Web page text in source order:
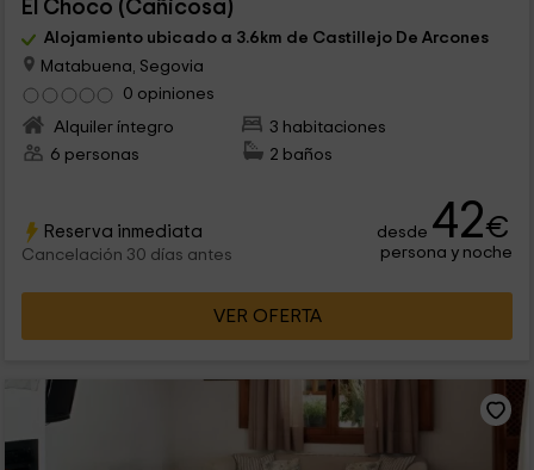
El Choco (Cañicosa)
Alojamiento ubicado a 3.6km de Castillejo De Arcones
Matabuena, Segovia
0 opiniones
Alquiler íntegro
3 habitaciones
6 personas
2 baños
Reserva inmediata
Cancelación 30 días antes
desde 42€
persona y noche
VER OFERTA